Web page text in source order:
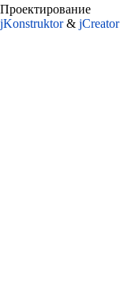
Проектирование
jKonstruktor& jСreator